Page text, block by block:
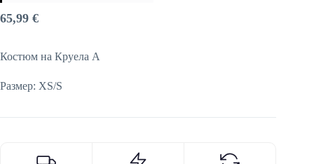
65,99 €
Костюм на Круела А
Размер: XS/S